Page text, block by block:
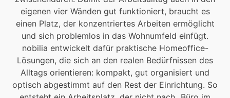
eigenen vier Wänden gut funktioniert, braucht es
einen Platz, der konzentriertes Arbeiten ermöglicht
und sich problemlos in das Wohnumfeld einfügt.
nobilia entwickelt dafür praktische Homeoffice-
Lösungen, die sich an den realen Bedürfnissen des
Alltags orientieren: kompakt, gut organisiert und
optisch abgestimmt auf den Rest der Einrichtung. So